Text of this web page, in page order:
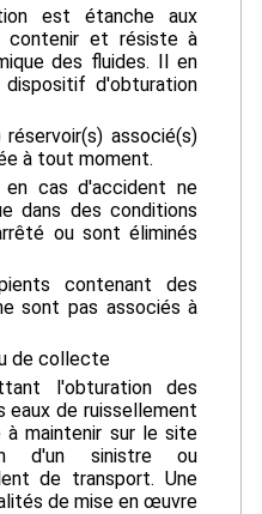
est étanche aux
contenir et résiste à
des fluides. Il en
d'obturation
associé(s)
à tout moment.
en cas d'accident ne
dans des conditions
ou sont éliminés
contenant des
sont pas associés à
de collecte
l'obturation des
eaux de ruissellement
maintenir sur le site
d'un sinistre ou
de transport. Une
de mise en œuvre